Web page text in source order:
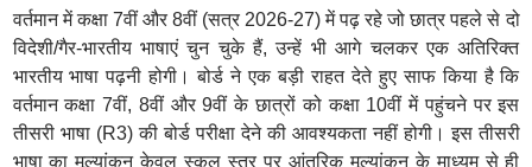
वर्तमान में कक्षा 7वीं और 8वीं (सत्र 2026-27) में पढ़ रहे जो छात्र पहले से दो
विदेशी/गैर-भारतीय भाषाएं चुन चुके हैं, उन्हें भी आगे चलकर एक अतिरिक्त
भारतीय भाषा पढ़नी होगी। बोर्ड ने एक बड़ी राहत देते हुए साफ किया है कि
वर्तमान कक्षा 7वीं, 8वीं और 9वीं के छात्रों को कक्षा 10वीं में पहुंचने पर इस
तीसरी भाषा (R3) की बोर्ड परीक्षा देने की आवश्यकता नहीं होगी। इस तीसरी
भाषा का मूल्यांकन केवल स्कूल स्तर पर आंतरिक मूल्यांकन के माध्यम से ही